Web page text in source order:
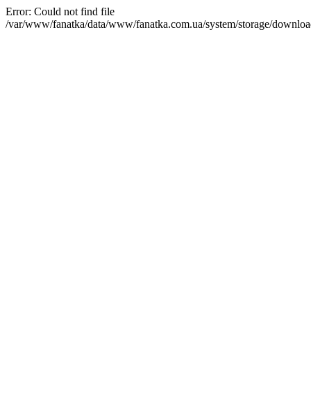
Error: Could not find file
/var/www/fanatka/data/www/fanatka.com.ua/system/storage/